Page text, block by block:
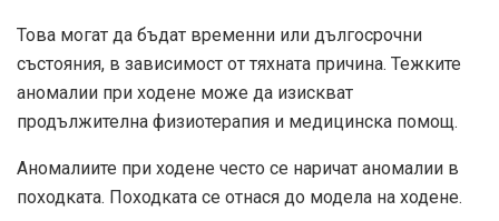
Това могат да бъдат временни или дългосрочни
състояния, в зависимост от тяхната причина. Тежките
аномалии при ходене може да изискват
продължителна физиотерапия и медицинска помощ.
Аномалиите при ходене често се наричат ​​аномалии в
походката. Походката се отнася до модела на ходене.